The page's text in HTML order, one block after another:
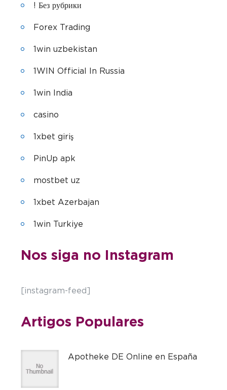
! Без рубрики
Forex Trading
1win uzbekistan
1WIN Official In Russia
1win India
casino
1xbet giriş
PinUp apk
mostbet uz
1xbet Azerbajan
1win Turkiye
Nos siga no Instagram
[instagram-feed]
Artigos Populares
Apotheke DE Online en España